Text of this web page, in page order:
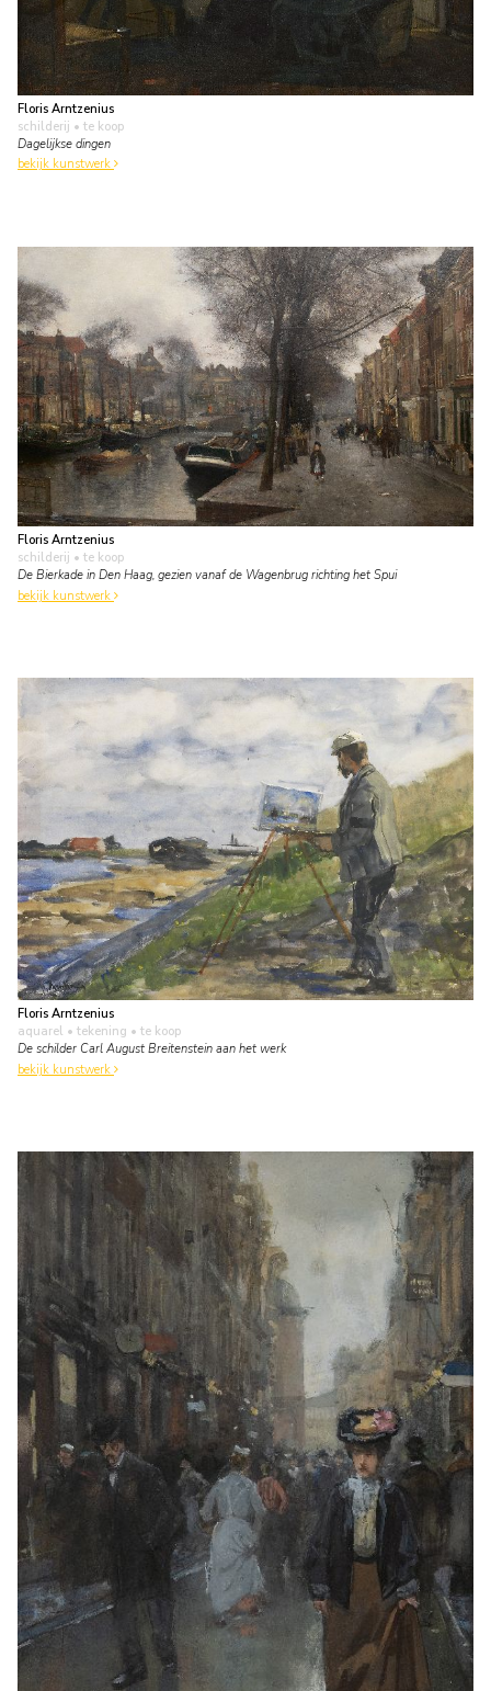
Floris Arntzenius
schilderij • te koop
Dagelijkse dingen
bekijk kunstwerk
Floris Arntzenius
schilderij • te koop
De Bierkade in Den Haag, gezien vanaf de Wagenbrug richting het Spui
bekijk kunstwerk
Floris Arntzenius
aquarel • tekening • te koop
De schilder Carl August Breitenstein aan het werk
bekijk kunstwerk